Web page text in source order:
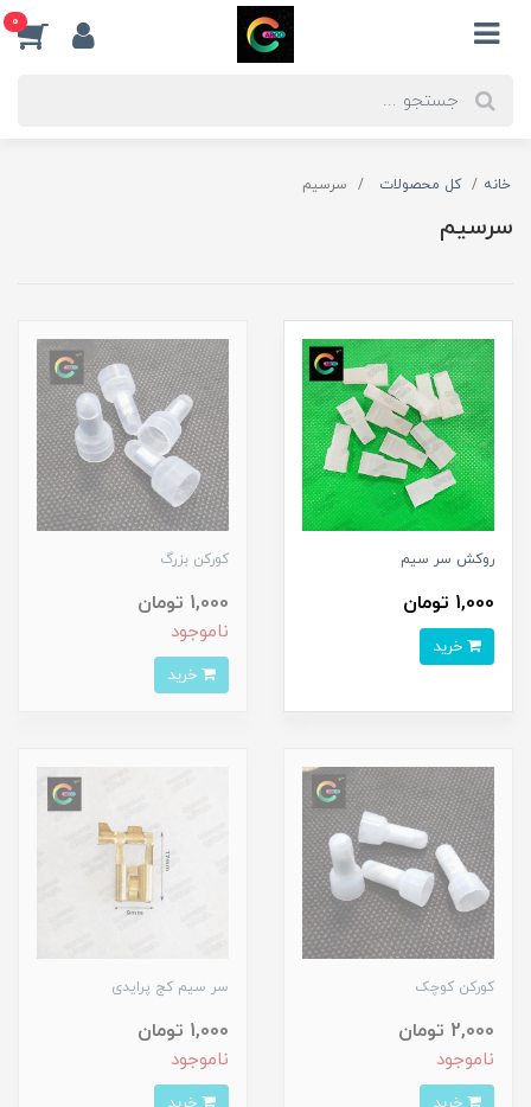
0
خانه کل محصولات سرسیم
سرسیم
روکش سر سیم
1,000 تومان
کورکن بزرگ
1,000 تومان
ناموجود
کورکن کوچک
2,000 تومان
ناموجود
سر سیم کج پرایدی
1,000 تومان
ناموجود